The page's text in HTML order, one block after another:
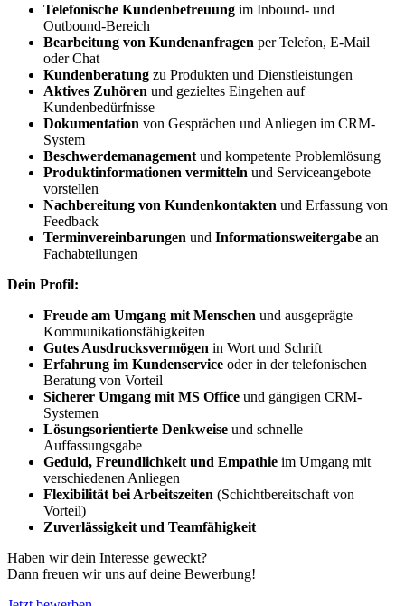
Telefonische Kundenbetreuung im Inbound- und
Outbound-Bereich
Bearbeitung von Kundenanfragen per Telefon, E-Mail
oder Chat
Kundenberatung zu Produkten und Dienstleistungen
Aktives Zuhören und gezieltes Eingehen auf
Kundenbedürfnisse
Dokumentation von Gesprächen und Anliegen im CRM-
System
Beschwerdemanagement und kompetente Problemlösung
Produktinformationen vermitteln und Serviceangebote
vorstellen
Nachbereitung von Kundenkontakten und Erfassung von
Feedback
Terminvereinbarungen und Informationsweitergabe an
Fachabteilungen
Dein Profil:
Freude am Umgang mit Menschen und ausgeprägte
Kommunikationsfähigkeiten
Gutes Ausdrucksvermögen in Wort und Schrift
Erfahrung im Kundenservice oder in der telefonischen
Beratung von Vorteil
Sicherer Umgang mit MS Office und gängigen CRM-
Systemen
Lösungsorientierte Denkweise und schnelle
Auffassungsgabe
Geduld, Freundlichkeit und Empathie im Umgang mit
verschiedenen Anliegen
Flexibilität bei Arbeitszeiten (Schichtbereitschaft von
Vorteil)
Zuverlässigkeit und Teamfähigkeit
Haben wir dein Interesse geweckt?
Dann freuen wir uns auf deine Bewerbung!